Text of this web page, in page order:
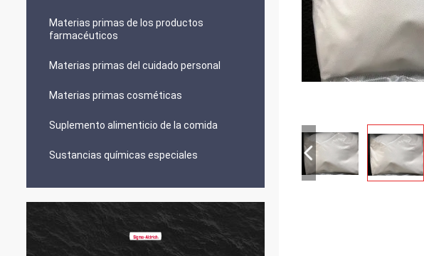
Materias primas de los productos
farmacéuticos
Materias primas del cuidado personal
Materias primas cosméticas
Suplemento alimenticio de la comida
Sustancias químicas especiales